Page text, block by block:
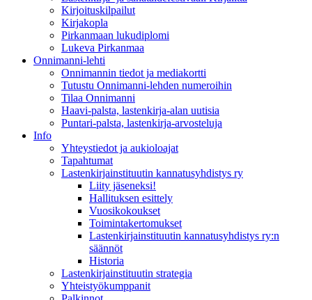
Kirjoituskilpailut
Kirjakopla
Pirkanmaan lukudiplomi
Lukeva Pirkanmaa
Onnimanni-lehti
Onnimannin tiedot ja mediakortti
Tutustu Onnimanni-lehden numeroihin
Tilaa Onnimanni
Haavi-palsta, lastenkirja-alan uutisia
Puntari-palsta, lastenkirja-arvosteluja
Info
Yhteystiedot ja aukioloajat
Tapahtumat
Lastenkirjainstituutin kannatusyhdistys ry
Liity jäseneksi!
Hallituksen esittely
Vuosikokoukset
Toimintakertomukset
Lastenkirjainstituutin kannatusyhdistys ry:n
säännöt
Historia
Lastenkirjainstituutin strategia
Yhteistyökumppanit